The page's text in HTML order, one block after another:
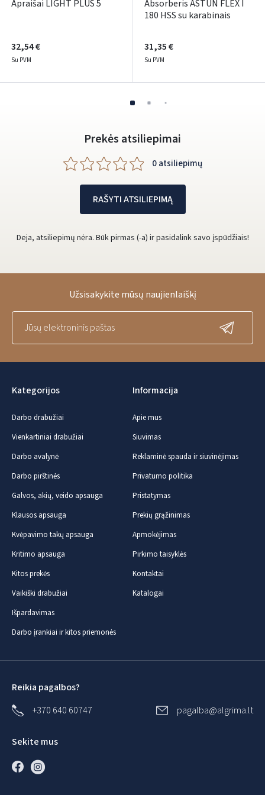
Apraišai LIGHT PLUS 5
32,54 €
Su PVM
Absorberis ASTUN FLEX I
180 HSS su karabinais
31,35 €
Su PVM
Prekės atsiliepimai
0 atsiliepimų
RAŠYTI ATSILIEPIMĄ
Deja, atsiliepimų nėra. Būk pirmas (-a) ir pasidalink savo įspūdžiais!
Kategorijos
Darbo drabužiai
Vienkartiniai drabužiai
Darbo avalynė
Darbo pirštinės
Galvos, akių, veido apsauga
Klausos apsauga
Kvėpavimo takų apsauga
Kritimo apsauga
Kitos prekės
Vaikiški drabužiai
Išpardavimas
Darbo įrankiai ir kitos priemonės
Informacija
Apie mus
Siuvimas
Reklaminė spauda ir siuvinėjimas
Privatumo politika
Pristatymas
Prekių grąžinimas
Apmokėjimas
Pirkimo taisyklės
Kontaktai
Katalogai
Užsisakykite mūsų naujienlaiškį
Reikia pagalbos?
+370 640 60747
pagalba@algrima.lt
Sekite mus